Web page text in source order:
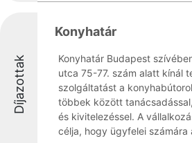
Díjazottak
Konyhatár
Konyhatár Budapest
utca 75-77. szám alatt kínál
szolgáltatást a
többek között
és kivitelezéssel. A
célja, hogy ügyfelei számára